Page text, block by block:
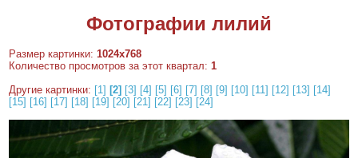
Фотографии лилий
Размер картинки: 1024x768
Количество просмотров за этот квартал: 1
Другие картинки: [1] [2] [3] [4] [5] [6] [7] [8] [9] [10] [11] [12] [13] [14]
[15] [16] [17] [18] [19] [20] [21] [22] [23] [24]